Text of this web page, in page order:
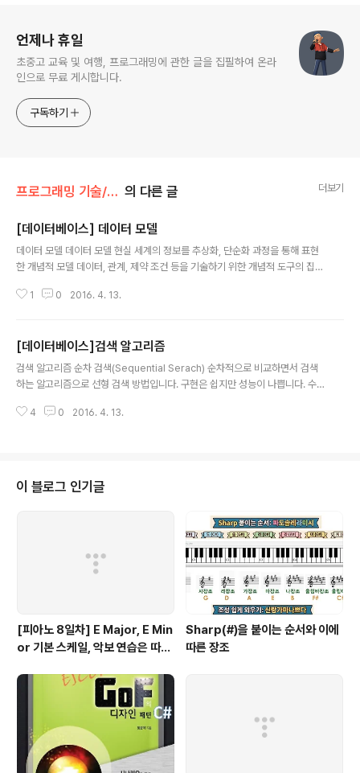
언제나 휴일
초중고 교육 및 여행, 프로그래밍에 관한 글을 집필하여 온라
인으로 무료 게시합니다.
구독하기
프로그래밍 기술/정보처리기사필기 의 다른 글 더보기
[데이터베이스] 데이터 모델
데이터 모델 데이터 모델 현실 세계의 정보를 추상화, 단순화 과정을 통해 표현
한 개념적 모델 데이터, 관계, 제약 조건 등을 기술하기 위한 개념적 도구의 집합
적 모델은 속성으로 기술한 개체 타입과 관계를 이용하여 현실 세계를 표현 논
인간이 이해할 수 있는 정보 구조로 표현하는 과정 *데이터 모델링: 현실 세계에
존재하는 개체를 컴퓨터 환경에 맞게 표현하는 과정 데이터 모델에 표현의 구성
요소 구조(Structure): 데이터베이스에 표현할 대상으로서의 개체 타입과 관계
1 0 2016. 4. 13.
[데이터베이스]검색 알고리즘
검색 알고리즘 순차 검색(Sequential Serach) 순차적으로 비교하면서 검색
하는 알고리즘으로 선형 검색 방법입니다. 구현은 쉽지만 성능이 나쁩니다. 수
서만 검색할 수 있습니다. 키와 가운데 요소와 비교하여 키가 크면 뒤쪽 배열에
료구조 및 알고리즘 해시 함수에 의해 자료를 저장할 위치나 저정한 위치를 계
산하는 것을 해싱(Hashing)이라 부른다. 해싱(Hashing..
4 0 2016. 4. 13.
이 블로그 인기글
[피아노 8일차] E Major, E Min
or 기본 스케일, 악보 연습은 따라
Sharp(#)을 붙이는 순서와 이에
따른 장조